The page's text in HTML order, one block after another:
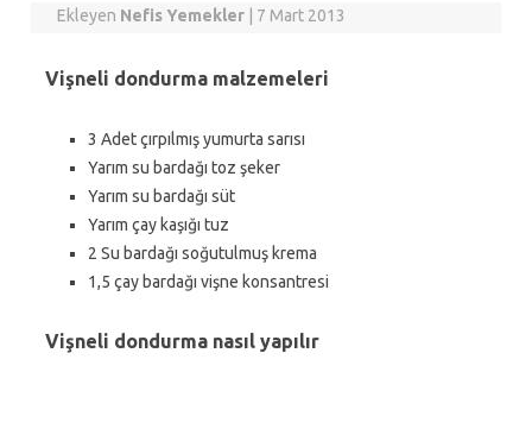
Ekleyen Nefis Yemekler 7 Mart 2013
Vişneli dondurma malzemeleri
3 Adet çırpılmış yumurta sarısı
Yarım su bardağı toz şeker
Yarım su bardağı süt
Yarım çay kaşığı tuz
2 Su bardağı soğutulmuş krema
1,5 çay bardağı vişne konsantresi
Vişneli dondurma nasıl yapılır